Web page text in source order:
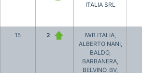
ITALIA SRL
15 2
IWB ITALIA,
ALBERTO NANI,
BALDO,
BARBANERA,
BELVINO, BV,